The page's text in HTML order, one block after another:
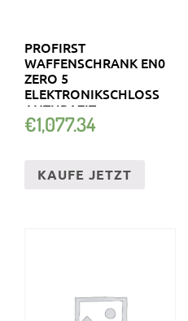
PROFIRST
WAFFENSCHRANK EN0
ZERO 5
ELEKTRONIKSCHLOSS
ANTHRAZIT
€1,077.34
KAUFE JETZT